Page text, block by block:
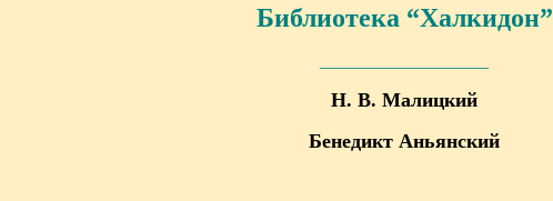
Библиотека “Халкидон”
Н. В. Малицкий
Бенедикт Аньянский